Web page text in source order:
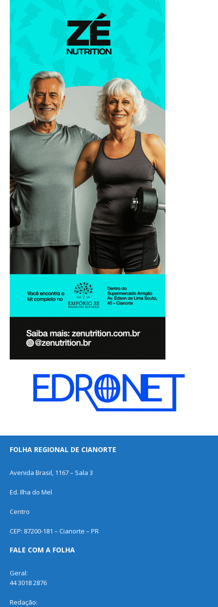
FOLHA REGIONAL DE CIANORTE
Avenida Brasil, 1167 – Sala 3
Ed. Ilha do Mel
Centro
CEP: 87200-181 – Cianorte – PR
FALE COM A FOLHA
Geral:
44 3018 2876
Redação: